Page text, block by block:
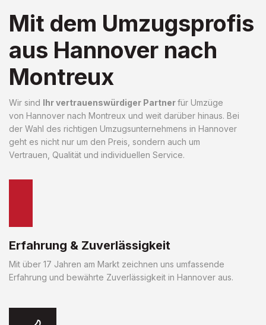
Mit dem Umzugsprofis
aus Hannover nach
Montreux
Wir sind Ihr vertrauenswürdiger Partnerfür Umzüge
von Hannover nach Montreux und weit darüber hinaus. Bei
der Wahl des richtigen Umzugsunternehmens in Hannover
geht es nicht nur um den Preis, sondern auch um
Vertrauen, Qualität und individuellen Service.
Erfahrung & Zuverlässigkeit
Mit über 17 Jahren am Markt zeichnen uns umfassende
Erfahrung und bewährte Zuverlässigkeit in Hannover aus.